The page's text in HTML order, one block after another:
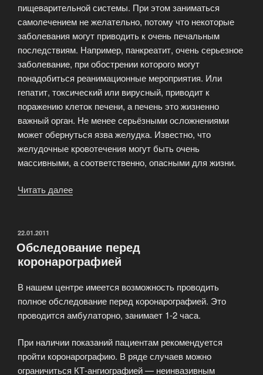
пищеварительной системы. При этом заниматься
самолечением не желательно, потому что некоторые
заболевания могут приводить к очень печальным
последствиям. Например, панкреатит, очень серьезное
заболевание, при обострении которого могут
понадобиться реанимационные мероприятия. Или
гепатит, токсический или вирусный, приводит к
поражению клеток печени, а печень это жизненно
важный орган. Не менее серьёзными осложнениями
может обернуться язва желудка. Известно, что
желудочные кровотечения могут быть очень
массивными, а соответственно, опасными для жизни.
Читать далее
ОПУБЛИКОВАНО
22.01.2011
Обследование перед
коронарографией
В нашем центре имеется возможность проводить
полное обследование перед коронарографией. Это
проводится амбулаторно, занимает 1-2 часа.
При наличии показаний пациентам рекомендуется
пройти коронарографию. В ряде случаев можно
ограничиться КТ-ангиографией — неинвазивным